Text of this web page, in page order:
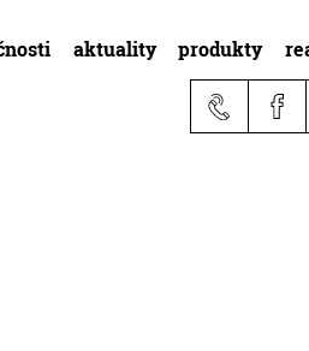
aktuality produkty